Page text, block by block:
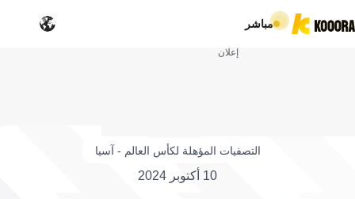
مباشر
إعلان
التصفيات المؤهلة لكأس العالم - آسيا
10 أكتوبر 2024